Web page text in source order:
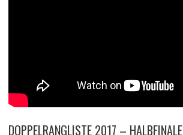
DOPPELRANGLISTE 2017 – HALBFINALE